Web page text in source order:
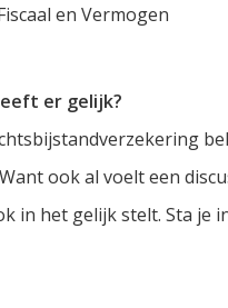
en Vermogen
er gelijk?
ook al voelt een
in het gelijk stelt. Sta je